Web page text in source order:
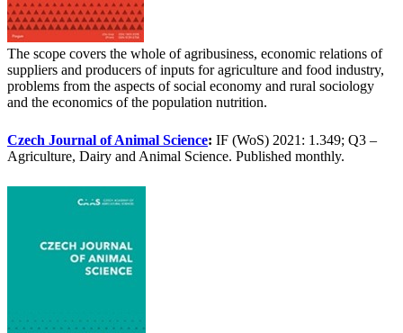
The scope covers the whole of agribusiness, economic relations of
suppliers and producers of inputs for agriculture and food industry,
problems from the aspects of social economy and rural sociology
and the economics of the population nutrition.
Czech Journal of Animal Science: IF (WoS) 2021: 1.349; Q3 –
Agriculture, Dairy and Animal Science. Published monthly.